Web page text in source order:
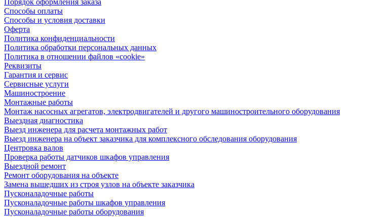
Порядок оформления заказа
Способы оплаты
Способы и условия доставки
Оферта
Политика конфиденциальности
Политика обработки персональных данных
Политика в отношении файлов «cookie»
Реквизиты
Гарантия и сервис
Сервисные услуги
Машиностроение
Монтажные работы
Монтаж насосных агрегатов, электродвигателей и другого машиностроительного оборудования
Выездная диагностика
Выезд инженера для расчета монтажных работ
Выезд инженера на объект заказчика для комплексного обследования оборудования
Центровка валов
Проверка работы датчиков шкафов управления
Выездной ремонт
Ремонт оборудования на объекте
Замена вышедших из строя узлов на объекте заказчика
Пусконаладочные работы
Пусконаладочные работы шкафов управления
Пусконаладочные работы оборудования